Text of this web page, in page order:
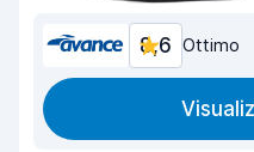
8,6 Ottimo